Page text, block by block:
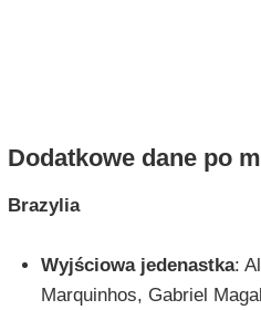
Dodatkowe dane po
Brazylia
Wyjściowa jedenastka:
Marquinhos, Gabriel